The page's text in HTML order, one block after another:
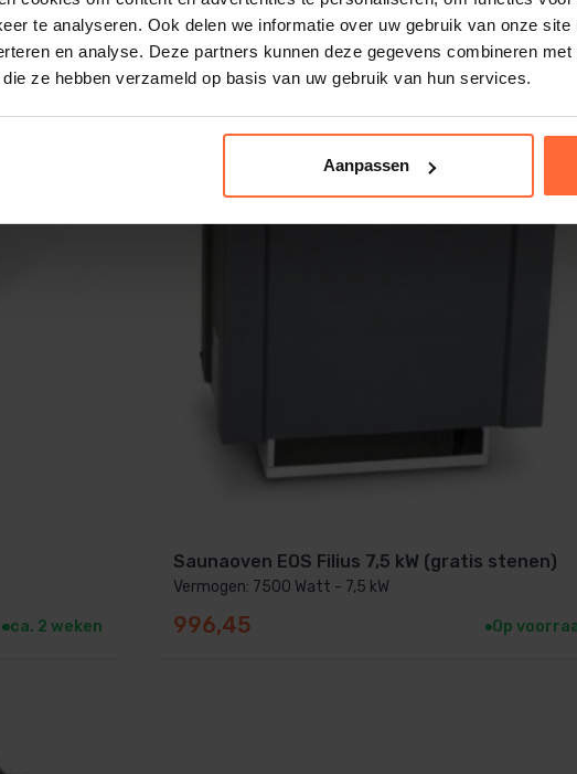
te analyseren. Ook delen we informatie over uw gebruik van onze
en analyse. Deze partners kunnen deze gegevens combineren
ze hebben verzameld op basis van uw gebruik van hun services.
Aanpassen
ca. 2 weken
Saunaoven EOS Filius 7,5 kW (gratis stenen)
Vermogen: 7500 Watt - 7,5 kW
996,45 Op